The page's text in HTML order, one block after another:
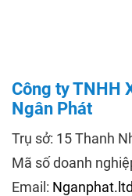
Công ty TNHH
Ngân Phát
Trụ sở: 15 Thanh
Mã số doanh
Email: